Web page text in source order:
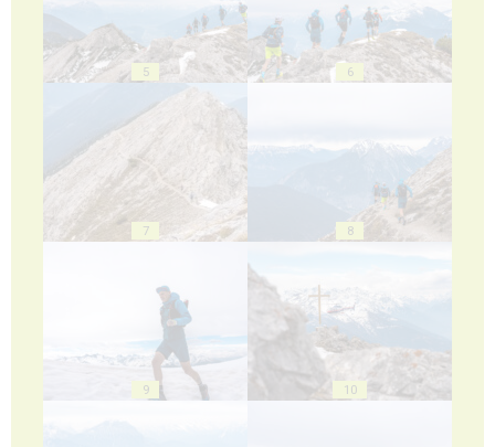
5 6
7 8
9 10